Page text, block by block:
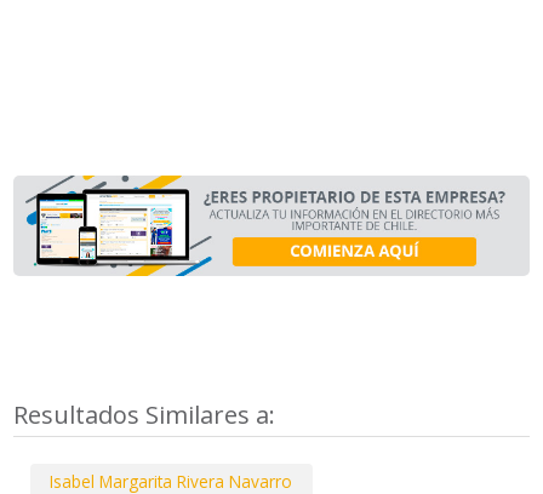
Resultados Similares a:
Isabel Margarita Rivera Navarro